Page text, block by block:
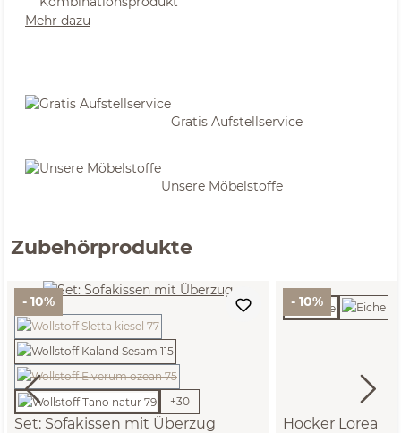
Mehr dazu
Gratis Aufstellservice
Unsere Möbelstoffe
Zubehörprodukte
- 10%
Set: Sofakissen mit Überzug
+30
- 10%
Hocker Lorea